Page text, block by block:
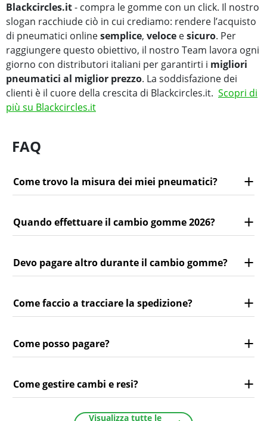
Blackcircles.it- compra le gomme con un click. Il nostro
slogan racchiude ciò in cui crediamo: rendere l’acquisto
di pneumatici onlinesemplice, veloce esicuro. Per
raggiungere questo obiettivo, il nostro Team lavora ogni
giorno con distributori italiani per garantirti i migliori
pneumatici al miglior prezzo. La soddisfazione dei
clienti è il cuore della crescita di Blackcircles.it. Scopri di
più su Blackcircles.it
FAQ
Come trovo la misura dei miei pneumatici?
Quando effettuare il cambio gomme 2026?
Devo pagare altro durante il cambio gomme?
Come faccio a tracciare la spedizione?
Come posso pagare?
Come gestire cambi e resi?
Visualizza tutte le